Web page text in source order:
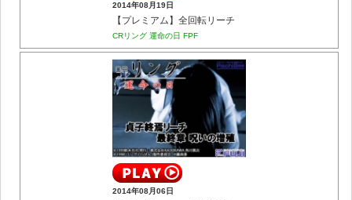
2014年08月19日
【プレミアム】全回転リーチ
CRリング 運命の日 FPF
2014年08月06日